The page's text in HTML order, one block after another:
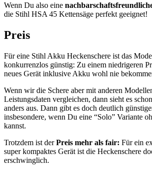
Wenn Du also eine
die Stihl HSA 45 Kettensäge perfekt geeignet!
Preis
Für eine Stihl Akku Heckenschere ist das
konkurrenzlos günstig: Zu einem niedrigeren
neues Gerät inklusive Akku wohl nie
Wenn wir die Schere aber mit anderen
Leistungsdaten vergleichen, dann sieht es
anders aus. Dann gibt es doch deutlich
insbesondere, wenn Du eine “Solo” Variante
kannst.
Trotzdem ist derPreis mehr als fair: Für ein
super kompaktes Gerät ist die Heckenschere
erschwinglich.